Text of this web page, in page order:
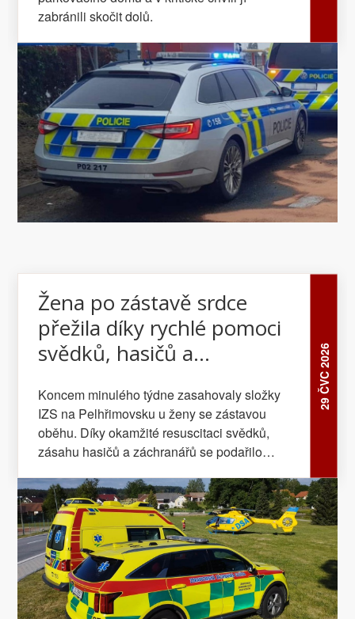
zabránili skočit dolů.
29 ČVC 2026
Žena po zástavě srdce
přežila díky rychlé pomoci
svědků, hasičů a
Koncem minulého týdne zasahovaly složky
IZS na Pelhřimovsku u ženy se zástavou
oběhu. Díky okamžité resuscitaci svědků,
zásahu hasičů a záchranářů se podařilo